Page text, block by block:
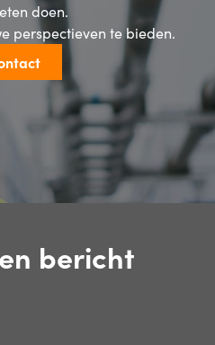
doen.
perspectieven te bieden.
bericht